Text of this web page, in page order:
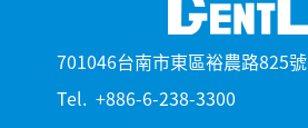
701046台南市東區裕農路825號
Tel. +886-6-238-3300